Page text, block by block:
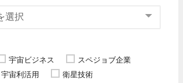
宇宙ビジネス
スペジョブ企業
宇宙利活用
衛星技術